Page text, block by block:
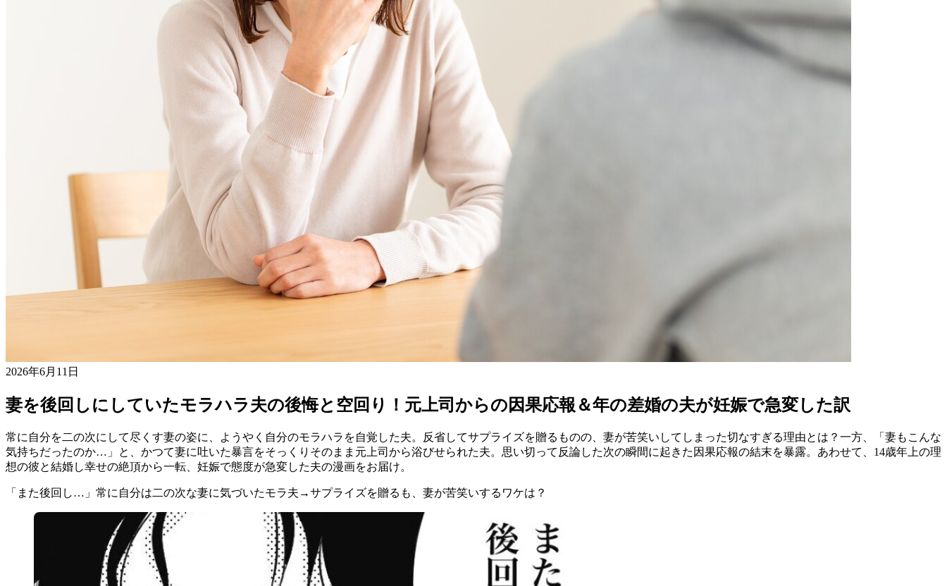
2026年6月11日
妻を後回しにしていたモラハラ夫の後悔と空回り！元上司からの因果応報＆年の差婚の夫が妊娠で急変した訳
常に自分を二の次にして尽くす妻の姿に、ようやく自分のモラハラを自覚した夫。反省してサプライズを贈るものの、妻が苦笑いしてしまった切なすぎる理由とは？一方、「妻もこんな
気持ちだったのか…」と、かつて妻に吐いた暴言をそっくりそのまま元上司から浴びせられた夫。思い切って反論した次の瞬間に起きた因果応報の結末を暴露。あわせて、14歳年上の理
想の彼と結婚し幸せの絶頂から一転、妊娠で態度が急変した夫の漫画をお届け。
「また後回し…」常に自分は二の次な妻に気づいたモラ夫→サプライズを贈るも、妻が苦笑いするワケは？